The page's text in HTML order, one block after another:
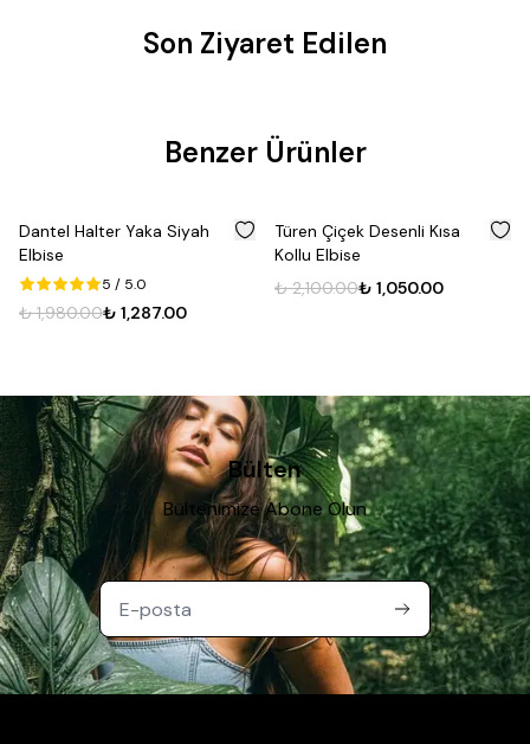
Son Ziyaret Edilen
Benzer Ürünler
35
Dantel Halter Yaka Siyah
Elbise
5 / 5.0
₺ 1,980.00₺ 1,287.00
50
Türen Çiçek Desenli Kısa
Kollu Elbise
₺ 2,100.00₺ 1,050.00
Bülten
Bültenimize Abone Olun